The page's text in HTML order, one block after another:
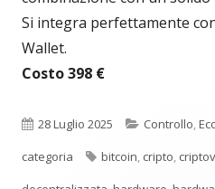
Si integra perfettamente
Wallet.
Costo 398 €
Pubblicato
28 Luglio 2025 Categorie
Controllo,
categoria
Tag
bitcoin, cripto,